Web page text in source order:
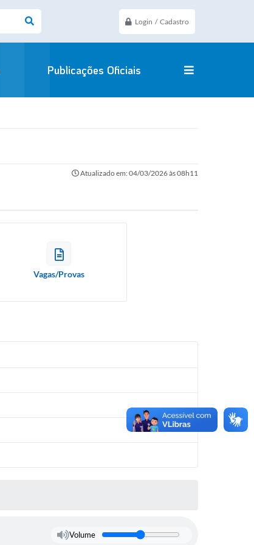
Login / Cadastro
Publicações Oficiais
Atualizado em: 04/03/2026 às 08h11
Vagas/Provas
Volume